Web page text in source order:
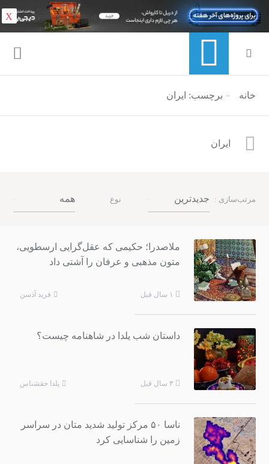
منوی ناوبری خرده نان
خانه برچسب: ایران
ایران
مرتب‌سازی : جدیدترین نوع همه
ملاصدرا؛ حکیمی که عقل‌گرایی ارسطویی،
متون مذهبی و عرفان را آشتی داد
۱ سال قبل فربد آذسن
داستان شب یلدا در شاهنامه چیست؟
۳ سال قبل یلدا حقشناس
ناسا ۵۰ مرکز تولید شدید متان در سراسر
زمین را شناسایی کرد
X